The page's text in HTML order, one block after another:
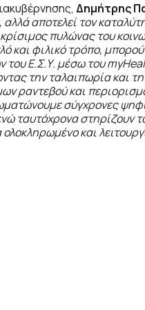
Δημήτρης
αποτελεί τον
πυλώνας του
και φιλικό τρόπο,
του Ε.Σ.Υ. μέσω του
την ταλαιπωρία και
ραντεβού και
σύγχρονες
ταυτόχρονα στηρίζουν
και